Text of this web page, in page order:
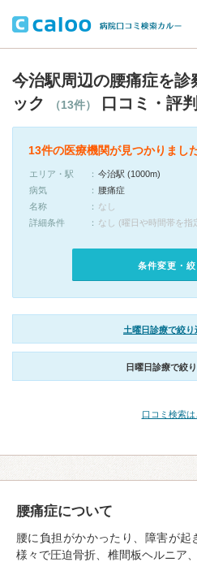
今治駅周辺の腰痛症を診
ック
（13件） 口コミ・評判
13件の医療機関が見つかりまし
エリア・駅
今治駅 (1000m)
病気
腰痛症
名称
なし
詳細条件
なし (曜日や時間帯を指
条件変更・
土曜日診療で絞り
日曜日診療で絞
口コミ検索は
腰痛症について
腰に負担がかかったり、障害が
様々で圧迫骨折、椎間板ヘルニア